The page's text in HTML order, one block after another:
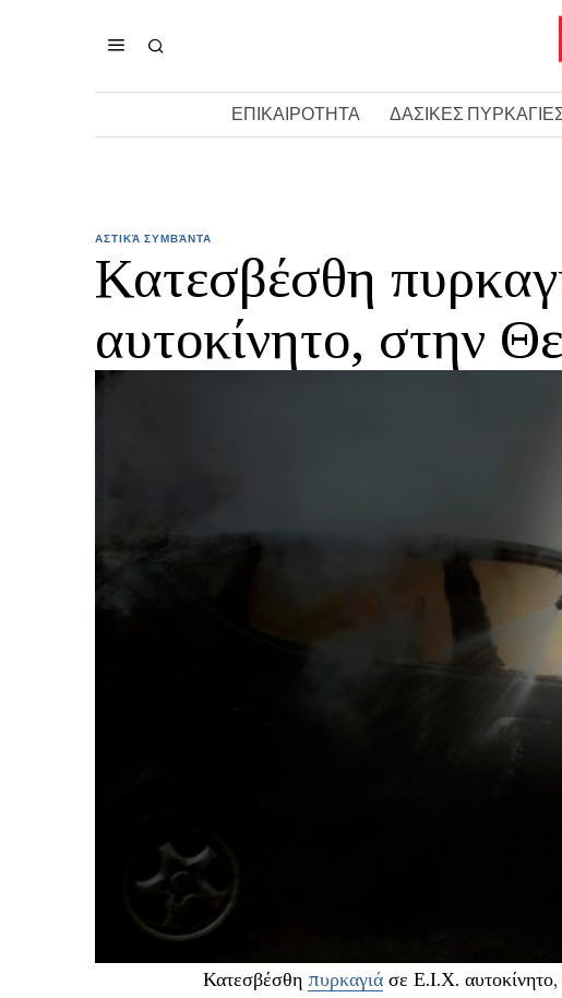
ΕΠΙΚΑΙΡΟΤΗΤΑ ΔΑΣΙΚΕΣ
ΑΣΤΙΚΆ ΣΥΜΒΆΝΤΑ
Κατεσβέσθη
αυτοκίνητο, στην
Κατεσβέσθη πυρκαγιά σε Ε.Ι.Χ.